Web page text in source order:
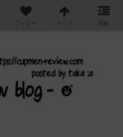
レンジするブログ
フォロー トップ 情報